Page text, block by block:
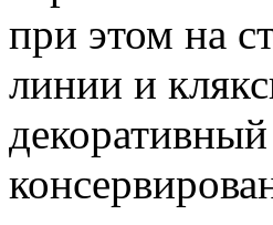
при этом на
линии и